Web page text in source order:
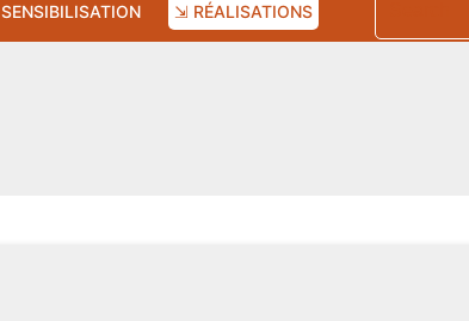
SENSIBILISATION ⇲ RÉALISATIONS